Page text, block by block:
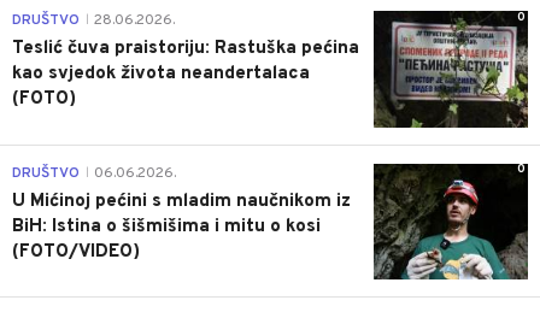
0
DRUŠTVO 28.06.2026.
Teslić čuva praistoriju: Rastuška pećina
kao svjedok života neandertalaca
(FOTO)
0
DRUŠTVO 06.06.2026.
U Mićinoj pećini s mladim naučnikom iz
BiH: Istina o šišmišima i mitu o kosi
(FOTO/VIDEO)